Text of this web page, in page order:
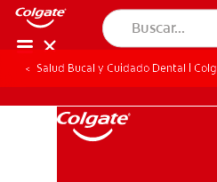
Salud Bucal y Cuidado Dental |